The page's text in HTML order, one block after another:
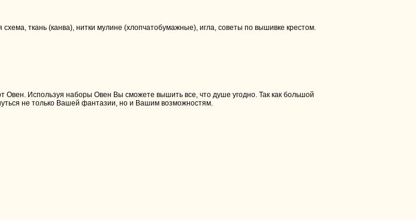
ткань (канва), нитки мулине (хлопчатобумажные), игла, советы по вышивке крестом.
Используя наборы Овен Вы сможете вышить все, что душе угодно. Так как большой
не только Вашей фантазии, но и Вашим возможностям.